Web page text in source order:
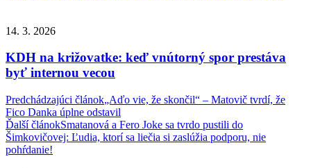
14. 3. 2026
KDH na križovatke: keď vnútorný spor prestáva
byť internou vecou
Navigácia
v
článku
Predchádzajúci článok„Aďo vie, že skončil“ – Matovič tvrdí, že
Fico Danka úplne odstavil
Ďalší článokSmatanová a Fero Joke sa tvrdo pustili do
Šimkovičovej: Ľudia, ktorí sa liečia si zaslúžia podporu, nie
pohŕdanie!